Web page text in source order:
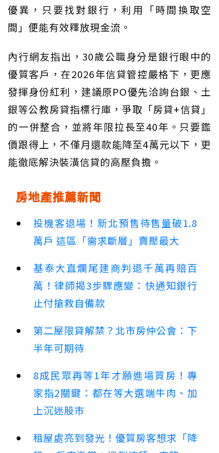
優異，只要找對銀行，利用「時間換取空
間」便能有效釋放現金流。
內行網友指出，30歲公職身分是銀行眼中的
優質客戶，在2026年信貸管控嚴格下，更應
發揮身份紅利，建議原PO優先洽詢台銀、土
銀等公教房貸指標行庫，爭取「房貸+信貸」
的一併整合，並將年限拉長至40年。只要鑑
價跟得上，不僅月還款能降至4萬元以下，更
能徹底解決裝潢信貸的高壓負擔。
房地產推薦新聞
投機客退場！新北預售待售量破1.8
萬戶 這區「需求斷層」賣壓最大
基泰大直爛尾建商判退千萬再賠百
萬！律師揭3步驟應變：快通知銀行
止付搶救自備款
第二屋限貸解禁？北市房仲公會：下
半年可期待
8成民眾再等1年才願進場買房！專
家指2關鍵：都在等大選端牛肉、加
上沉迷股市
租屋處亮到發光！優質房客想求「降